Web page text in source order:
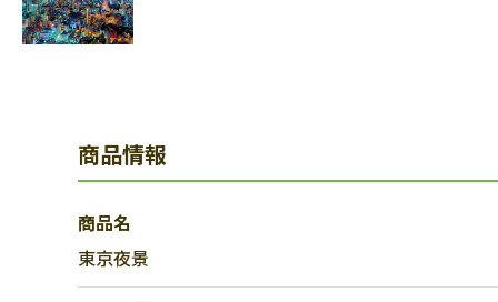
商品情報
商品名
東京夜景